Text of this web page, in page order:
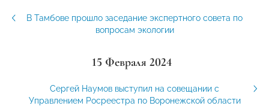
В Тамбове прошло заседание экспертного совета по
вопросам экологии
15 Февраля 2024
Сергей Наумов выступил на совещании с
Управлением Росреестра по Воронежской области